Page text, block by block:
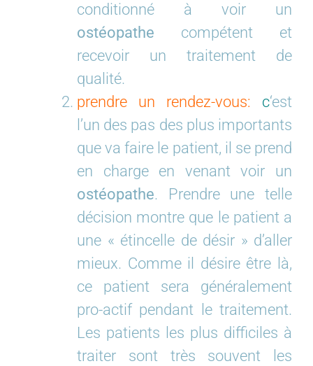
conditionné à voir un
ostéopathe compétent et
recevoir un traitement de
qualité.
prendre un rendez-vous: c‘est
l’un des pas des plus importants
que va faire le patient, il se prend
en charge en venant voir un
ostéopathe. Prendre une telle
décision montre que le patient a
une « étincelle de désir » d’aller
mieux. Comme il désire être là,
ce patient sera généralement
pro-actif pendant le traitement.
Les patients les plus difficiles à
traiter sont très souvent les